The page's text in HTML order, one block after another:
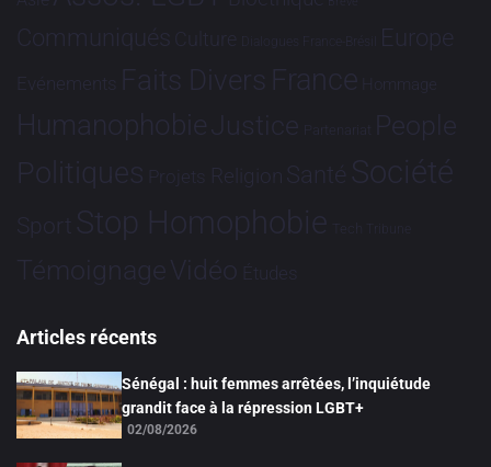
Communiqués Culture Dialogues France-Brésil Europe
Evénements Faits Divers France Hommage
HumanophobieJustice Partenariat People
Politiques Projets Religion Santé Société
Sport Stop Homophobie Tech Tribune
TémoignageVidéo Études
Articles récents
Sénégal : huit femmes arrêtées, l’inquiétude
grandit face à la répression LGBT+
02/08/2026